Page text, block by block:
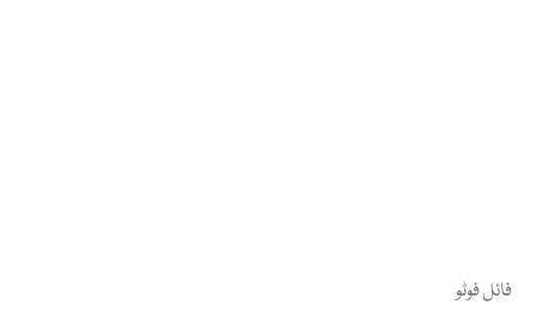
فائل فوٹو